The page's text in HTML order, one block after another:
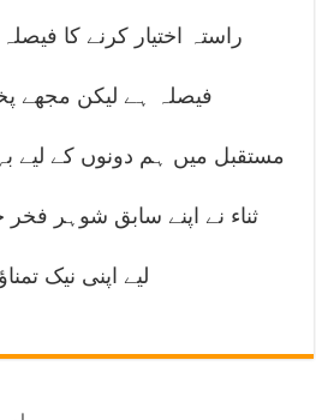
راستہ اختیار کرنے کا
فیصلہ ہے لیکن مجھے
مستقبل میں ہم دونوں کے لیے
ثناء نے اپنے سابق شوہر
لیے اپنی نیک